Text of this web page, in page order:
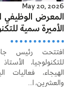
May 20, 2026
الأميرة سمية
افتتحت رئيس
للتكنولوجيا،
الهيجاء، فعاليات
والعشرين، ا...